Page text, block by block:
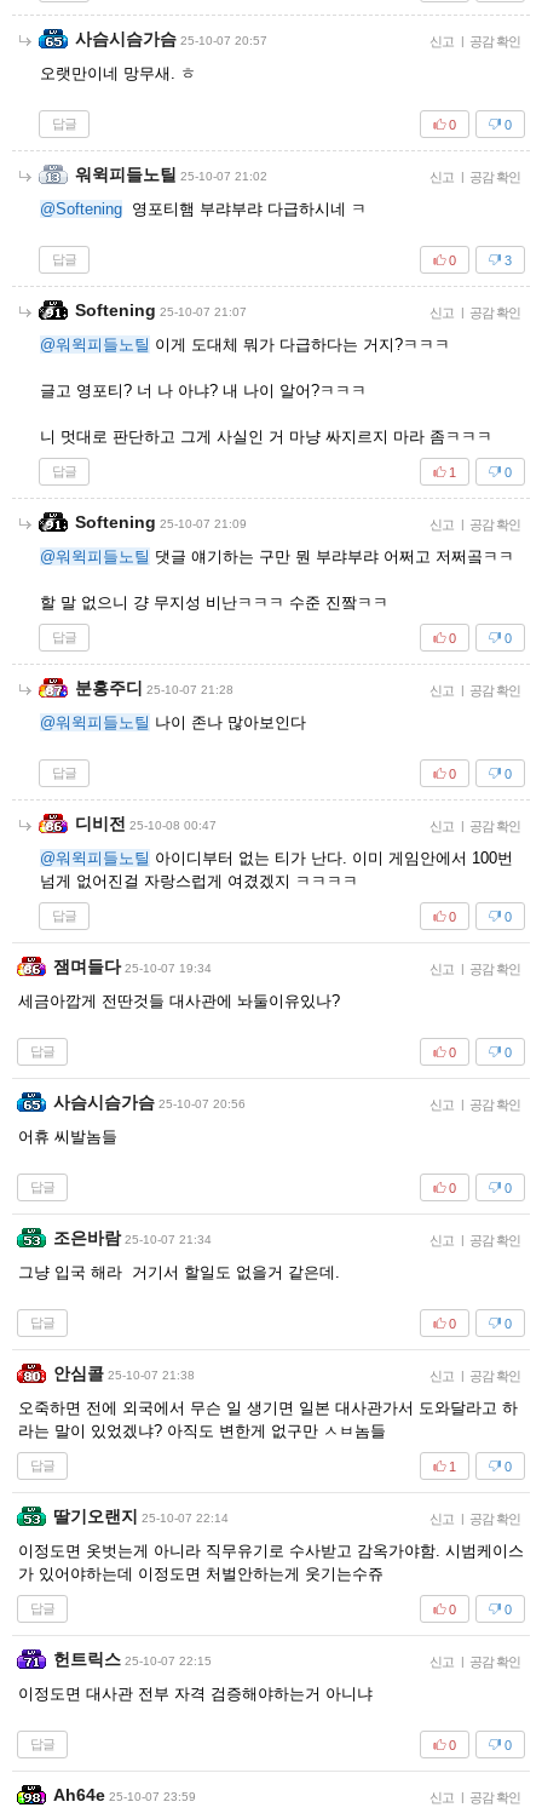
사슴시슴가슴 25-10-07 20:57 신고 | 공감 확인
오랫만이네 망무새. ㅎ
답글 0
0
워윅피들노틸 25-10-07 21:02 신고 | 공감 확인
@Softening 영포티햄 부랴부랴 다급하시네 ㅋ
답글 3
0
Softening 25-10-07 21:07 신고 | 공감 확인
@워윅피들노틸 이게 도대체 뭐가 다급하다는 거지?ㅋㅋㅋ
글고 영포티? 너 나 아냐? 내 나이 알어?ㅋㅋㅋ
니 멋대로 판단하고 그게 사실인 거 마냥 싸지르지 마라 좀ㅋㅋㅋ
답글 0
1
Softening 25-10-07 21:09 신고 | 공감 확인
@워윅피들노틸 댓글 얘기하는 구만 뭔 부랴부랴 어쩌고 저쩌곸ㅋㅋ
할 말 없으니 걍 무지성 비난ㅋㅋㅋ 수준 진짴ㅋㅋ
답글 0
0
분홍주디 25-10-07 21:28 신고 | 공감 확인
@워윅피들노틸 나이 존나 많아보인다
답글 0
0
디비전 25-10-08 00:47 신고 | 공감 확인
@워윅피들노틸 아이디부터 없는 티가 난다. 이미 게임안에서 100번
넘게 없어진걸 자랑스럽게 여겼겠지 ㅋㅋㅋㅋ
답글 0
0
잼며들다 25-10-07 19:34 신고 | 공감 확인
세금아깝게 전딴것들 대사관에 놔둘이유있나?
답글 0
0
사슴시슴가슴 25-10-07 20:56 신고 | 공감 확인
어휴 씨발놈들
답글 0
0
조은바람 25-10-07 21:34 신고 | 공감 확인
그냥 입국 해라 거기서 할일도 없을거 같은데.
답글 0
0
안심콜 25-10-07 21:38 신고 | 공감 확인
오죽하면 전에 외국에서 무슨 일 생기면 일본 대사관가서 도와달라고 하
라는 말이 있었겠냐? 아직도 변한게 없구만 ㅅㅂ놈들
답글 0
1
딸기오랜지 25-10-07 22:14 신고 | 공감 확인
이정도면 옷벗는게 아니라 직무유기로 수사받고 감옥가야함. 시범케이스
가 있어야하는데 이정도면 처벌안하는게 웃기는수쥬
답글 0
0
헌트릭스 25-10-07 22:15 신고 | 공감 확인
이정도면 대사관 전부 자격 검증해야하는거 아니냐
답글 0
0
Ah64e 25-10-07 23:59 신고 | 공감 확인